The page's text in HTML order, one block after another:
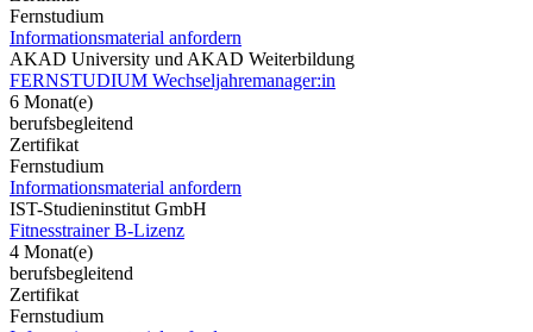
Fernstudium
Informationsmaterial anfordern
AKAD University und AKAD Weiterbildung
FERNSTUDIUM Wechseljahremanager:in
6 Monat(e)
berufsbegleitend
Zertifikat
Fernstudium
Informationsmaterial anfordern
IST-Studieninstitut GmbH
Fitnesstrainer B-Lizenz
4 Monat(e)
berufsbegleitend
Zertifikat
Fernstudium